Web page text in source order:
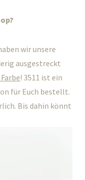
wir unsere
ausgestreckt
! 3511 ist ein
für Euch bestellt.
Bis dahin könnt